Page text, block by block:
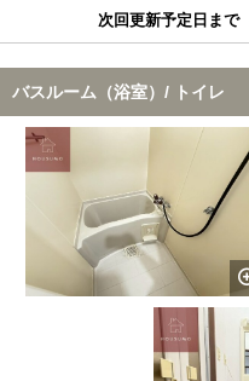
次回更新予定日まで
バスルーム（浴室）/ トイレ